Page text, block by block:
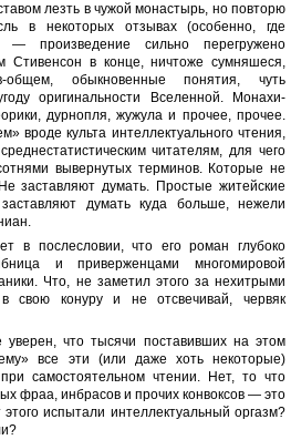
лезть в чужой монастырь, но повторю
в некоторых отзывах (особенно, где
произведение сильно перегружено
Стивенсон в конце, ничтоже сумняшеся,
общем, обыкновенные понятия, чуть
оригинальности Вселенной. Монахи-
дурнопля, жужула и прочее, прочее.
вроде культа интеллектуального чтения,
читателям, для чего
вывернутых терминов. Которые не
заставляют думать. Простые житейские
думать куда больше, нежели
в послесловии, что его роман глубоко
и приверженцами многомировой
Что, не заметил этого за нехитрыми
свою конуру и не отсвечивай, червяк
уверен, что тысячи поставивших на этом
все эти (или даже хоть некоторые)
самостоятельном чтении. Нет, то что
фраа, инбрасов и прочих конвоксов — это
испытали интеллектуальный оргазм?